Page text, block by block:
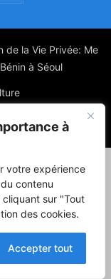
à
votre expérience
contenu
cliquant sur "Tout
des cookies.
Accepter tout
de la Vie Privée: Me
à Séoul